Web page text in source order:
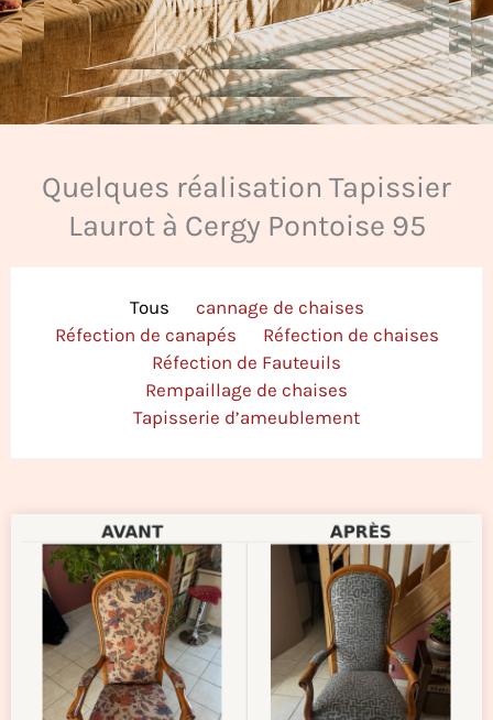
Quelques réalisation Tapissier
Laurot à Cergy Pontoise 95
Tous
cannage de chaises
Réfection de canapés
Réfection de chaises
Réfection de Fauteuils
Rempaillage de chaises
Tapisserie d’ameublement